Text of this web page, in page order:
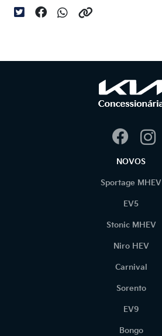
NOVOS
Sportage MHEV
EV5
Stonic MHEV
Niro HEV
Carnival
Sorento
EV9
Bongo